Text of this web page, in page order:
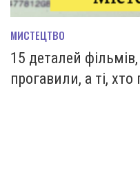
МИСТЕЦТВО
15 деталей фільмів,
прогавили, а ті,